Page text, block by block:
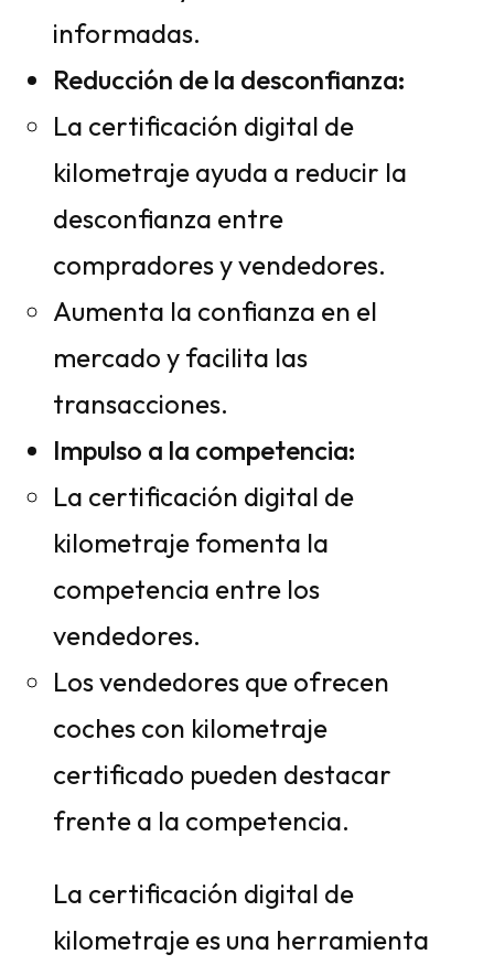
informadas.
Reducción de la desconfianza:
La certificación digital de
kilometraje ayuda a reducir la
desconfianza entre
compradores y vendedores.
Aumenta la confianza en el
mercado y facilita las
transacciones.
Impulso a la competencia:
La certificación digital de
kilometraje fomenta la
competencia entre los
vendedores.
Los vendedores que ofrecen
coches con kilometraje
certificado pueden destacar
frente a la competencia.
La certificación digital de
kilometraje es una herramienta